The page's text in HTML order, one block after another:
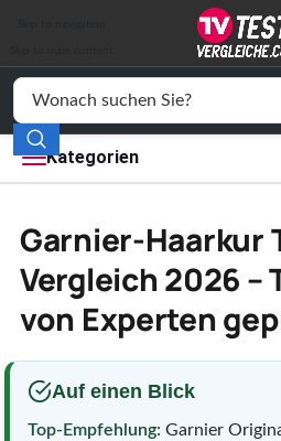
Kategorien
Elektronik
Freizeit
Wohnen
Service
Garnier-Haarkur
Vergleich 2026 –
von Experten
Auf einen Blick
Top-Empfehlung: Garnier